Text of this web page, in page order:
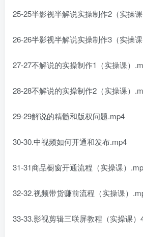
25-25半影视半解说实操制作2（实操
26-26半影视半解说实操制作3（实操
27-27不解说的实操制作1（实操课）
28-28不解说的实操制作2（实操课）
29-29解说的精髓和版权问题.mp4
30-30.中视频如何开通和发布.mp4
31-31商品橱窗开通流程（实操课）
32-32.视频带货赚前流程（实操课）
33-33.影视剪辑三联屏教程（实操课）